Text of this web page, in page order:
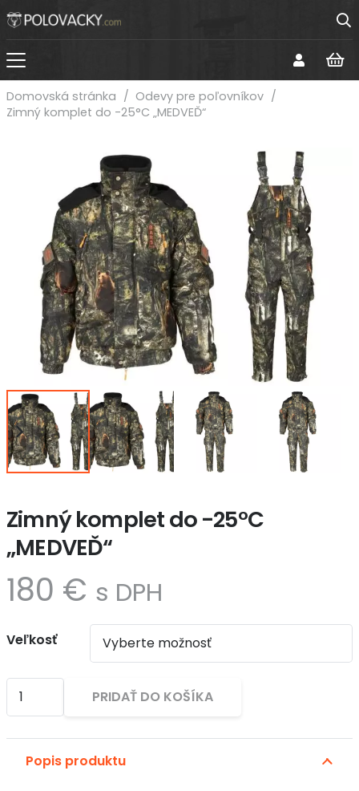
Domovská stránka / Odevy pre poľovníkov /
Zimný komplet do -25°C „MEDVEĎ“
Zimný komplet do -25°C
„MEDVEĎ“
180 € s DPH
Veľkosť
množstvo
Zimný
do
-25°C
PRIDAŤ DO KOŠÍKA
Popis produktu